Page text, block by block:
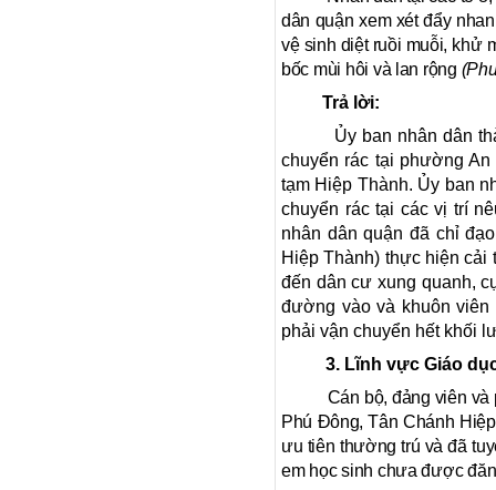
dân quận xem xét đẩy
vệ sinh diệt ruồi muỗi, khử
bốc mùi hôi và lan rộng
Trả lời:
Ủy ban nhân dân
chuyển rác tại phường
tạm Hiệp Thành. Ủy ban
chuyển rác tại các vị trí
nhân dân quận đã chỉ
Hiệp Thành) thực hiện
đến dân cư xung quanh,
đường vào và khuôn
phải vận chuyển hết khối
3. Lĩnh vực Giáo
Cán bộ, đảng viên
Phú Đông, Tân Chánh
ưu tiên thường trú và đã
em học sinh chưa được